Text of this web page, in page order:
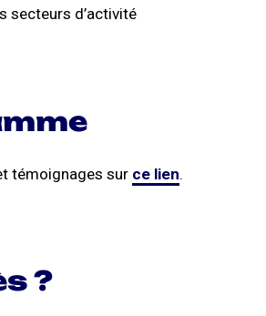
secteurs d’activité
témoignages sur ce lien.
?